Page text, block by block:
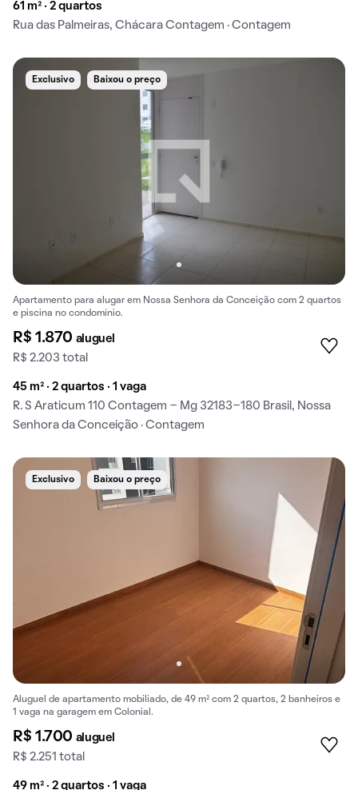
61 m² · 2 quartos
Rua das Palmeiras, Chácara Contagem · Contagem
Exclusivo Baixou o preço
Apartamento para alugar em Nossa Senhora da Conceição com 2 quartos
e piscina no condomínio.
R$ 1.870 aluguel
R$ 2.203 total
45 m² · 2 quartos · 1 vaga
R. S Araticum 110 Contagem - Mg 32183-180 Brasil, Nossa
Senhora da Conceição · Contagem
Exclusivo Baixou o preço
Aluguel de apartamento mobiliado, de 49 m² com 2 quartos, 2 banheiros e
1 vaga na garagem em Colonial.
R$ 1.700 aluguel
R$ 2.251 total
49 m² · 2 quartos · 1 vaga